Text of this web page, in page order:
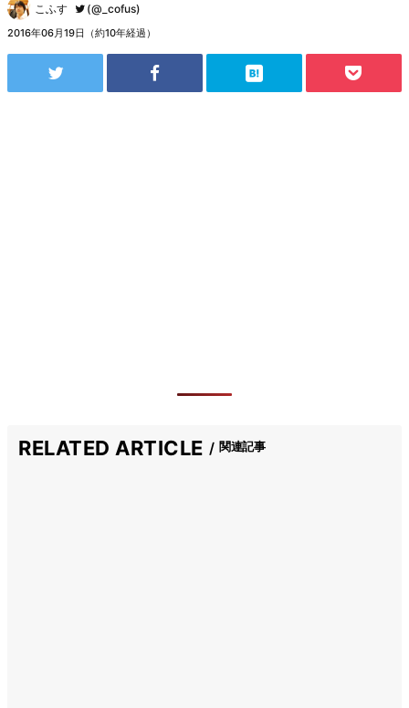
こふす (@_cofus)
2016年06月19日（約10年経過）
RELATED ARTICLE 関連記事